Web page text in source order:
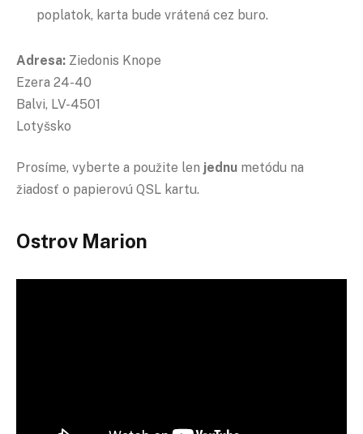
poplatok, karta bude vrátená cez buro.
Adresa: Ziedonis Knope
Ezera 24-40
Balvi, LV-4501
Lotyšsko
Prosíme, vyberte a použite len jednu metódu na
žiadosť o papierovú QSL kartu.
Ostrov Marion